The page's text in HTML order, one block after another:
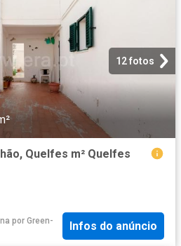
12 fotos
Quelfes m² Quelfes
por Green-
Infos do anúncio